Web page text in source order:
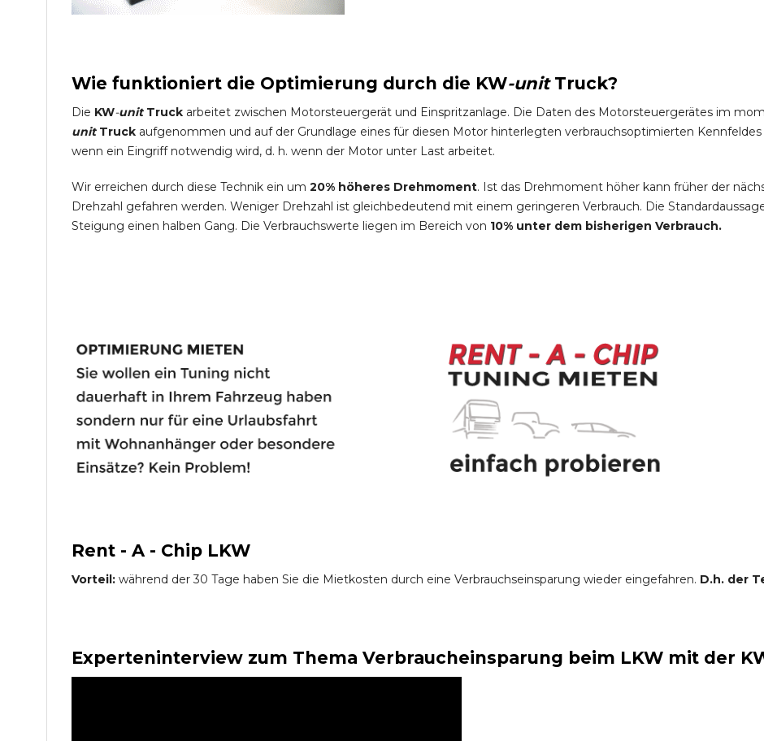
Wie funktioniert die Optimierung durch die KW-unit Truck?
Die KW-unit Truck arbeitet zwischen Motorsteuergerät und Einspritzanlage. Die Daten des Motorsteuergerätes im
unit Truck aufgenommen und auf der Grundlage eines für diesen Motor hinterlegten verbrauchsoptimierten
wenn ein Eingriff notwendig wird, d. h. wenn der Motor unter Last arbeitet.
Wir erreichen durch diese Technik ein um 20% höheres Drehmoment. Ist das Drehmoment höher kann früher der
Drehzahl gefahren werden. Weniger Drehzahl ist gleichbedeutend mit einem geringeren Verbrauch. Die
Steigung einen halben Gang. Die Verbrauchswerte liegen im Bereich von 10% unter dem bisherigen Verbrauch.
Rent - A - Chip LKW
Vorteil: während der 30 Tage haben Sie die Mietkosten durch eine Verbrauchseinsparung wieder eingefahren. D.h. der
Experteninterview zum Thema Verbraucheinsparung beim LKW mit der